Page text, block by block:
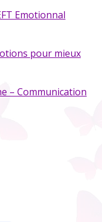
Emotionnal
pour mieux
– Communication